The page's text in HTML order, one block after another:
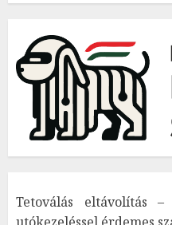
Tetoválás eltávolítás